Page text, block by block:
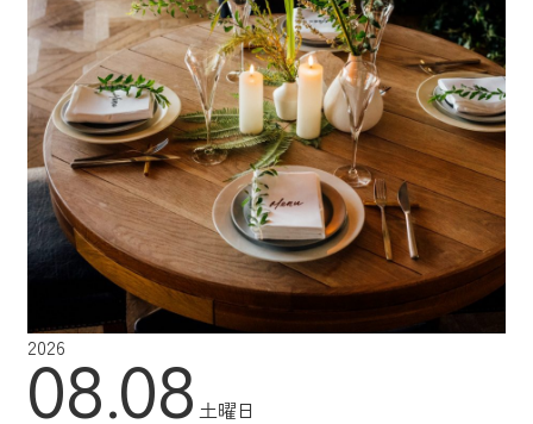
2026
08.08 土曜日